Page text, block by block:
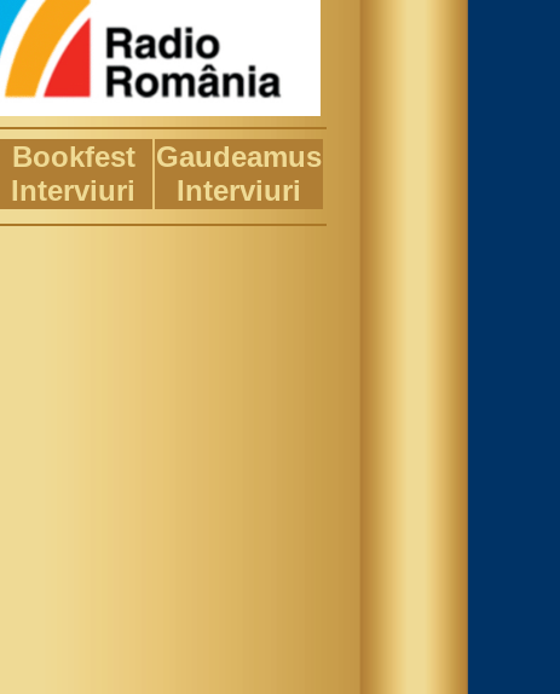
Bookfest
Interviuri
Gaudeamus
Interviuri